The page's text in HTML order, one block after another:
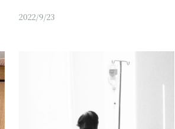
2022/9/23